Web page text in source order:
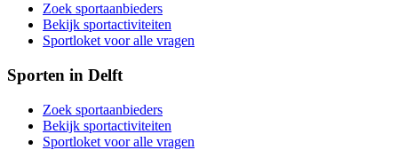
Zoek sportaanbieders
Bekijk sportactiviteiten
Sportloket voor alle vragen
Sporten in Delft
Zoek sportaanbieders
Bekijk sportactiviteiten
Sportloket voor alle vragen